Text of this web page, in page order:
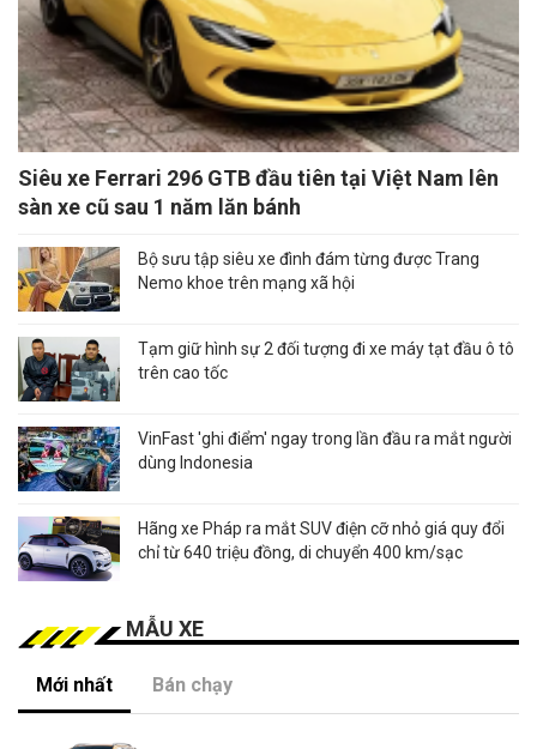
Siêu xe Ferrari 296 GTB đầu tiên tại Việt Nam lên
sàn xe cũ sau 1 năm lăn bánh
Bộ sưu tập siêu xe đình đám từng được Trang
Nemo khoe trên mạng xã hội
Tạm giữ hình sự 2 đối tượng đi xe máy tạt đầu ô tô
trên cao tốc
VinFast 'ghi điểm' ngay trong lần đầu ra mắt người
dùng Indonesia
Hãng xe Pháp ra mắt SUV điện cỡ nhỏ giá quy đổi
chỉ từ 640 triệu đồng, di chuyển 400 km/sạc
MẪU XE
Mới nhất Bán chạy